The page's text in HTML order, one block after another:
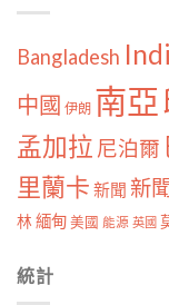
Bangladesh
中國 伊朗 南亞
孟加拉 尼泊爾
里蘭卡 新聞 新
林 緬甸 美國 能源 英國
統計